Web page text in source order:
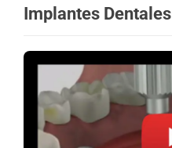
Implantes Dentales